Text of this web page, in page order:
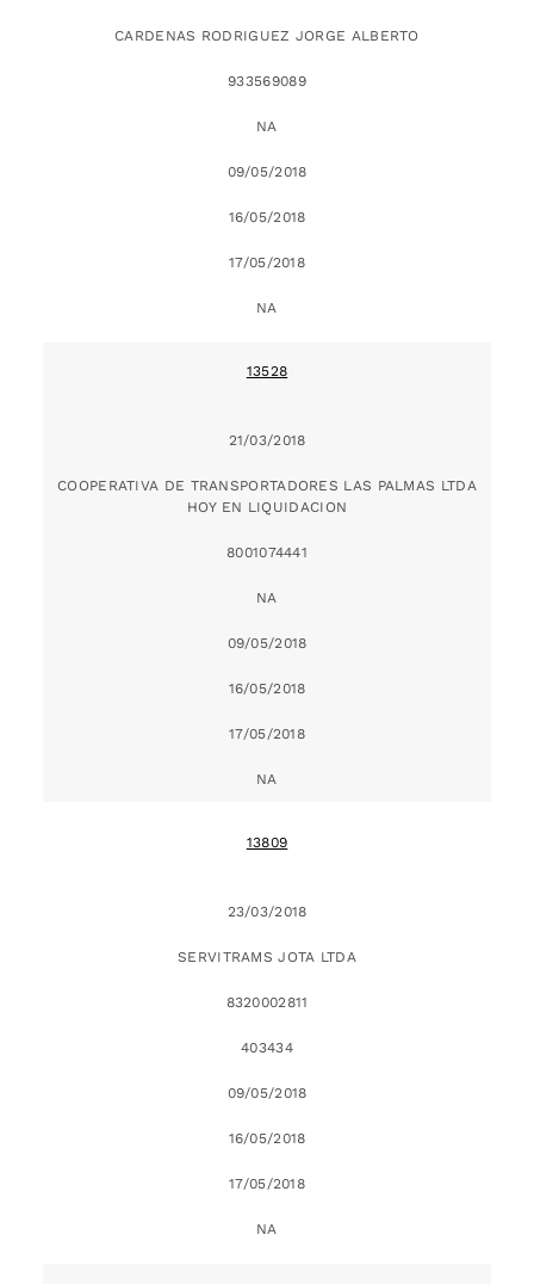
CARDENAS RODRIGUEZ JORGE ALBERTO
933569089
NA
09/05/2018
16/05/2018
17/05/2018
NA
13528
21/03/2018
COOPERATIVA DE TRANSPORTADORES LAS PALMAS LTDA
HOY EN LIQUIDACION
8001074441
NA
09/05/2018
16/05/2018
17/05/2018
NA
13809
23/03/2018
SERVITRAMS JOTA LTDA
8320002811
403434
09/05/2018
16/05/2018
17/05/2018
NA